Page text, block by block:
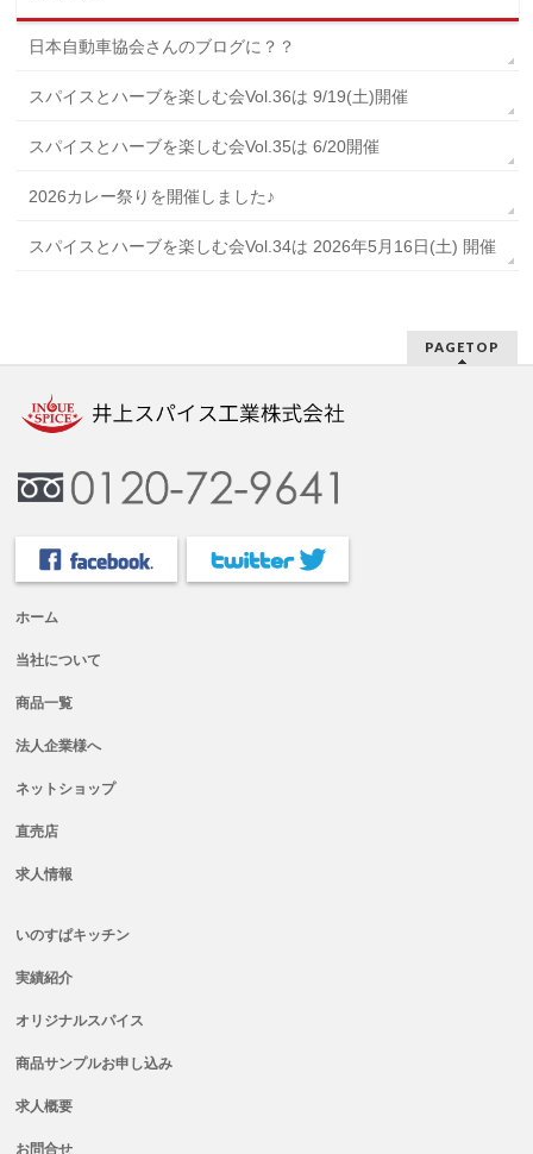
日本自動車協会さんのブログに？？
スパイスとハーブを楽しむ会Vol.36は 9/19(土)開催
スパイスとハーブを楽しむ会Vol.35は 6/20開催
2026カレー祭りを開催しました♪
スパイスとハーブを楽しむ会Vol.34は 2026年5月16日(土) 開催
PAGETOP
ホーム
当社について
商品一覧
法人企業様へ
ネットショップ
直売店
求人情報
いのすぱキッチン
実績紹介
オリジナルスパイス
商品サンプルお申し込み
求人概要
お問合せ